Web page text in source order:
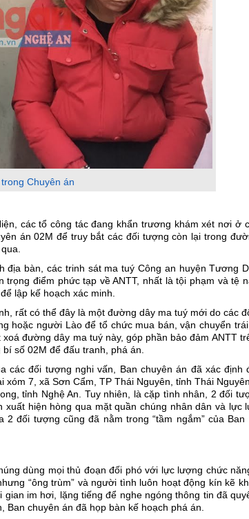
Chuyên án
các tổ công tác đang khẩn trương khám xét nơi ở
án 02M để truy bắt các đối tượng còn lại trong
bàn, các trinh sát ma tuý Công an huyện Tương
điểm phức tạp về ANTT, nhất là tội phạm và tệ
lập kế hoạch xác minh.
rất có thể đây là một đường dây ma tuý mới do các
hoặc người Lào để tổ chức mua bán, vận chuyển
đường dây ma tuý này, góp phần bảo đảm ANTT
số 02M để đấu tranh, phá án.
các đối tượng nghi vấn, Ban chuyên án đã xác định
7, xã Sơn Cẩm, TP Thái Nguyên, tỉnh Thái
tỉnh Nghệ An. Tuy nhiên, là cặp tình nhân, 2 đối
hiện hòng qua mặt quần chúng nhân dân và lực
đối tượng cũng đã nằm trong “tầm ngắm” của Ban
dùng mọi thủ đoạn đối phó với lực lượng chức
“ông trùm” và người tình luôn hoạt động kín kẽ
im hơi, lặng tiếng để nghe ngóng thông tin đã
chuyên án đã họp bàn kế hoạch phá án.